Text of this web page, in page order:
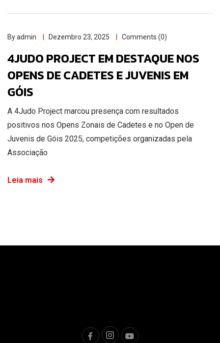
By admin Dezembro 23, 2025 Comments (0)
4JUDO PROJECT EM DESTAQUE NOS
OPENS DE CADETES E JUVENIS EM
GÓIS
A 4Judo Project marcou presença com resultados
positivos nos Opens Zonais de Cadetes e no Open de
Juvenis de Góis 2025, competições organizadas pela
Associação
Leia mais